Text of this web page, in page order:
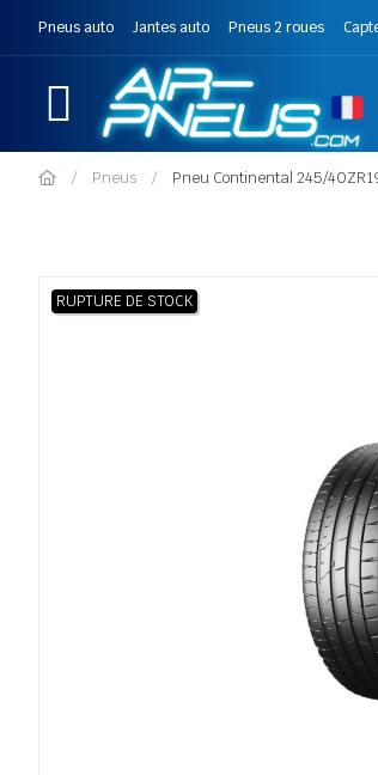
Pneus auto Jantes auto Pneus 2 roues
Pneus Pneu Continental 245/
RUPTURE DE STOCK